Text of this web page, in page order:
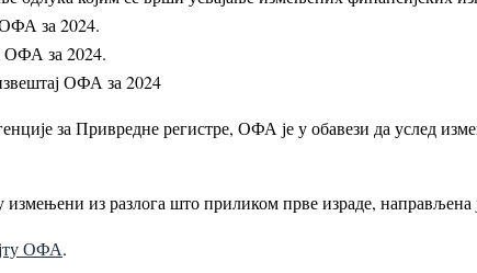
за 2024.
ОФА за 2024.
ОФА за 2024
за Привредне регистре, ОФА је у обавези да услед
из разлога што приликом прве израде, направљена
ОФА.